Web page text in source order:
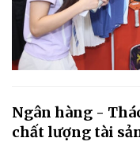
Ngân hàng -
chất lượng tài